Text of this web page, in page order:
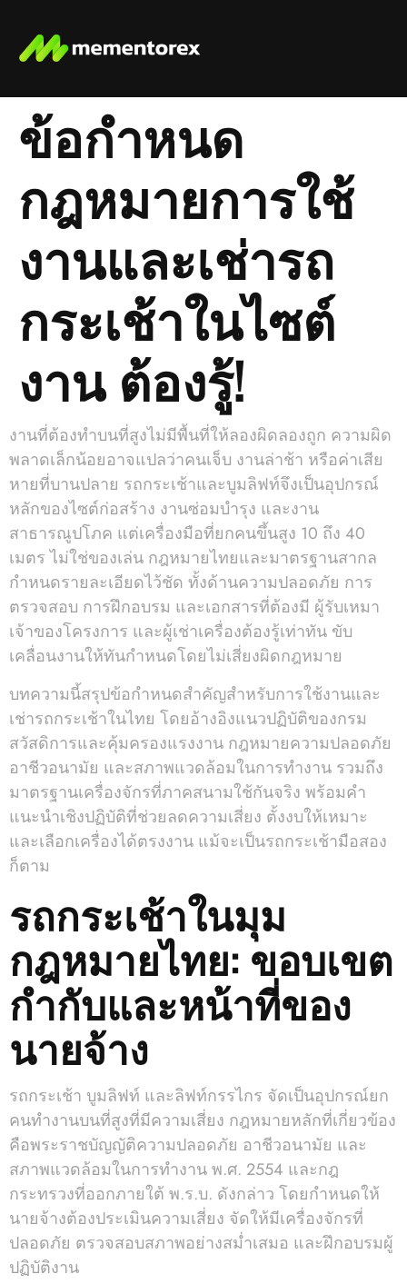
ข้อกำหนด
กฎหมายการใช้
งานและเช่ารถ
กระเช้าในไซต์
งาน ต้องรู้!
งานที่ต้องทำบนที่สูงไม่มีพื้นที่ให้ลองผิดลองถูก ความผิด
พลาดเล็กน้อยอาจแปลว่าคนเจ็บ งานล่าช้า หรือค่าเสีย
หายที่บานปลาย รถกระเช้าและบูมลิฟท์จึงเป็นอุปกรณ์
หลักของไซต์ก่อสร้าง งานซ่อมบำรุง และงาน
สาธารณูปโภค แต่เครื่องมือที่ยกคนขึ้นสูง 10 ถึง 40
เมตร ไม่ใช่ของเล่น กฎหมายไทยและมาตรฐานสากล
กำหนดรายละเอียดไว้ชัด ทั้งด้านความปลอดภัย การ
ตรวจสอบ การฝึกอบรม และเอกสารที่ต้องมี ผู้รับเหมา
เจ้าของโครงการ และผู้เช่าเครื่องต้องรู้เท่าทัน ขับ
เคลื่อนงานให้ทันกำหนดโดยไม่เสี่ยงผิดกฎหมาย
บทความนี้สรุปข้อกำหนดสำคัญสำหรับการใช้งานและ
เช่ารถกระเช้าในไทย โดยอ้างอิงแนวปฏิบัติของกรม
สวัสดิการและคุ้มครองแรงงาน กฎหมายความปลอดภัย
อาชีวอนามัย และสภาพแวดล้อมในการทำงาน รวมถึง
มาตรฐานเครื่องจักรที่ภาคสนามใช้กันจริง พร้อมคำ
แนะนำเชิงปฏิบัติที่ช่วยลดความเสี่ยง ตั้งงบให้เหมาะ
และเลือกเครื่องได้ตรงงาน แม้จะเป็นรถกระเช้ามือสอง
ก็ตาม
รถกระเช้าในมุม
กฎหมายไทย: ขอบเขต
กำกับและหน้าที่ของ
นายจ้าง
รถกระเช้า บูมลิฟท์ และลิฟท์กรรไกร จัดเป็นอุปกรณ์ยก
คนทำงานบนที่สูงที่มีความเสี่ยง กฎหมายหลักที่เกี่ยวข้อง
คือพระราชบัญญัติความปลอดภัย อาชีวอนามัย และ
สภาพแวดล้อมในการทำงาน พ.ศ. 2554 และกฎ
กระทรวงที่ออกภายใต้ พ.ร.บ. ดังกล่าว โดยกำหนดให้
นายจ้างต้องประเมินความเสี่ยง จัดให้มีเครื่องจักรที่
ปลอดภัย ตรวจสอบสภาพอย่างสม่ำเสมอ และฝึกอบรมผู้
ปฏิบัติงาน